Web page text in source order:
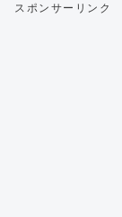
スポンサーリンク